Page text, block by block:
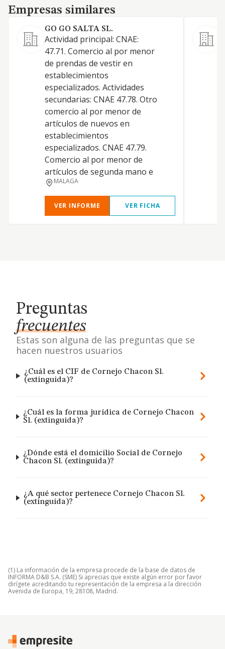
Empresas similares
Empresas similares
GO GO SALTA SL.
Actividad principal: CNAE:
47.71. Comercio al por menor
de prendas de vestir en
establecimientos
especializados. Actividades
secundarias: CNAE 47.78. Otro
comercio al por menor de
artículos de nuevos en
establecimientos
especializados. CNAE 47.79.
Comercio al por menor de
artículos de segunda mano e
MALAGA
VER INFORME VER FICHA
Preguntas
frecuentes
Estas son alguna de las preguntas que se
hacen nuestros usuarios
¿Cuál es el CIF de Cornejo Chacon Sl.
(extinguida)?
¿Cuál es la forma jurídica de Cornejo Chacon
Sl. (extinguida)?
¿Dónde está el domicilio Social de Cornejo
Chacon Sl. (extinguida)?
¿A qué sector pertenece Cornejo Chacon Sl.
(extinguida)?
(1) La información de la empresa procede de la base de datos de
INFORMA D&B S.A. (SME) Si aprecias que existe algún error por favor
dirígete acreditando tu representación de la empresa a la dirección
Avenida de Europa, 19, 28108, Madrid.